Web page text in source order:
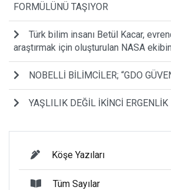
FORMÜLÜNÜ TAŞIYOR
Türk bilim insanı Betül Kacar,
araştırmak için oluşturulan NASA
NOBELLİ BİLİMCİLER; “GDO
YAŞLILIK DEĞİL İKİNCİ ERGENLİK
Köşe Yazıları
Tüm Sayılar